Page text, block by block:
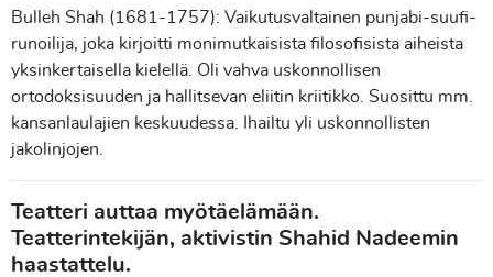
Bulleh Shah (1681-1757): Vaikutusvaltainen punjabi-suufi-
runoilija, joka kirjoitti monimutkaisista filosofisista aiheista
yksinkertaisella kielellä. Oli vahva uskonnollisen
ortodoksisuuden ja hallitsevan eliitin kriitikko. Suosittu mm.
kansanlaulajien keskuudessa. Ihailtu yli uskonnollisten
jakolinjojen.
Teatteri auttaa myötäelämään.
Teatterintekijän, aktivistin Shahid Nadeemin
haastattelu.